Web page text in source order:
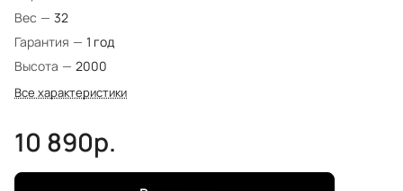
Вес — 32
Гарантия — 1 год
Высота — 2000
Все характеристики
10 890р.